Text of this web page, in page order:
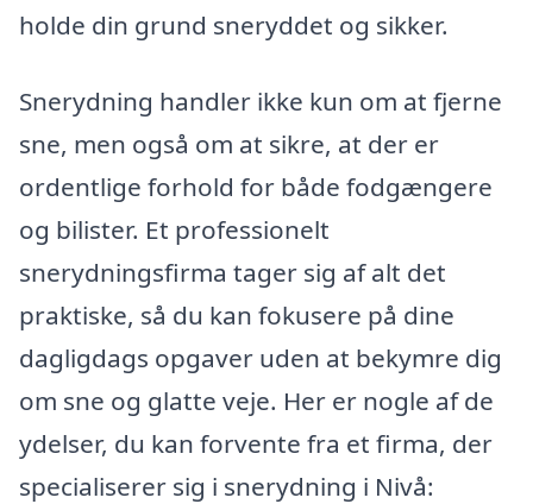
holde din grund sneryddet og sikker.
Snerydning handler ikke kun om at fjerne
sne, men også om at sikre, at der er
ordentlige forhold for både fodgængere
og bilister. Et professionelt
snerydningsfirma tager sig af alt det
praktiske, så du kan fokusere på dine
dagligdags opgaver uden at bekymre dig
om sne og glatte veje. Her er nogle af de
ydelser, du kan forvente fra et firma, der
specialiserer sig i snerydning i Nivå: